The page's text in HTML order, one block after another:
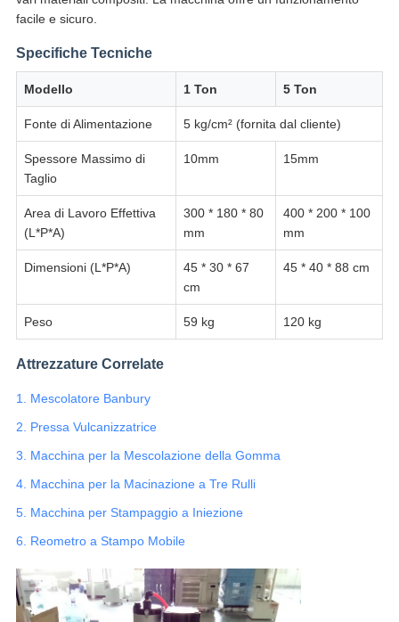
facile e sicuro.
Specifiche Tecniche
Modello 1 Ton 5 Ton
Fonte di Alimentazione 5 kg/cm² (fornita dal cliente)
Spessore Massimo di
Taglio
10mm 15mm
Area di Lavoro Effettiva
(L*P*A)
300 * 180 * 80
mm
400 * 200 * 100
mm
Dimensioni (L*P*A)
45 * 30 * 67
cm
45 * 40 * 88 cm
Peso 59 kg 120 kg
Attrezzature Correlate
1. Mescolatore Banbury
2. Pressa Vulcanizzatrice
3. Macchina per la Mescolazione della Gomma
4. Macchina per la Macinazione a Tre Rulli
5. Macchina per Stampaggio a Iniezione
6. Reometro a Stampo Mobile